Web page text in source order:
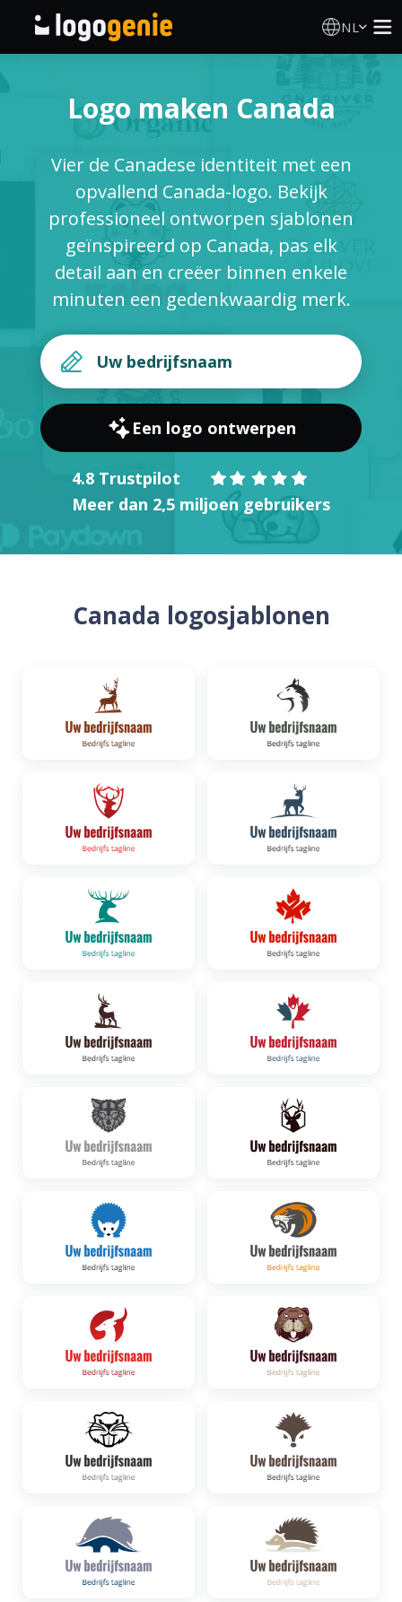
NL
AI logogenerator
Logo-ideeën
Gedrukte producten
Over
INLOGGEN
Logo maken Canada
Vier de Canadese identiteit met een
opvallend Canada-logo. Bekijk
professioneel ontworpen sjablonen
geïnspireerd op Canada, pas elk
detail aan en creëer binnen enkele
minuten een gedenkwaardig merk.
Een logo ontwerpen
4.8 Trustpilot
Meer dan 2,5 miljoen gebruikers
Canada logosjablonen